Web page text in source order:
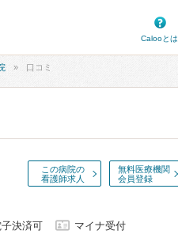
Calooとは
口コミ
この病院の
看護師求人
無料医療機関
会員登録
子決済可
マイナ受付